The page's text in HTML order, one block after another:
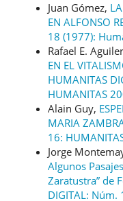
Juan Gómez,
EN ALFONSO
18 (1977):
Rafael E.
EN EL
HUMANITAS
HUMANITAS
Alain Guy,
MARIA
16:
Jorge
Algunos
Zaratustra” de
DIGITAL: Núm.